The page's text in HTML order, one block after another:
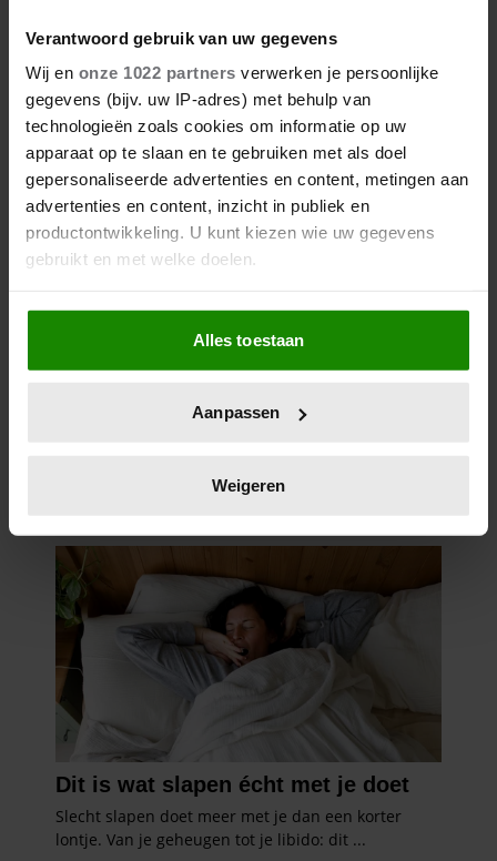
Verantwoord gebruik van uw gegevens
Wij en onze 1022 partners verwerken je persoonlijke
gegevens (bijv. uw IP-adres) met behulp van
technologieën zoals cookies om informatie op uw
apparaat op te slaan en te gebruiken met als doel
gepersonaliseerde advertenties en content, metingen aan
advertenties en content, inzicht in publiek en
productontwikkeling. U kunt kiezen wie uw gegevens
gebruikt en met welke doelen.
Als u het toestaat, willen we ook graag:
Informatie verzamelen over uw geografische
locatie, die tot een paar meter nauwkeurig kan zijn
scannen op specifieke eigenschappen (fingerprinting)
verwerkt en stel uw voorkeuren in het
intrekken in de Cookieverklaring.
We gebruiken cookies om content en advertenties te
personaliseren, om functies voor social media te bieden
en om ons websiteverkeer te analyseren. Ook delen we
informatie over uw gebruik van onze site met onze
partners voor social media, adverteren en analyse. Deze
partners kunnen deze gegevens combineren met andere
informatie die u aan ze heeft verstrekt of die ze hebben
verzameld op basis van uw gebruik van hun services. U
gaat akkoord met onze cookies als u onze website blijft
gebruiken.
Alles toestaan
Aanpassen
Weigeren